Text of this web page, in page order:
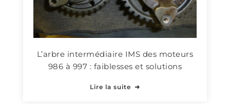
L’arbre intermédiaire IMS des moteurs
986 à 997 : faiblesses et solutions
Lire la suite